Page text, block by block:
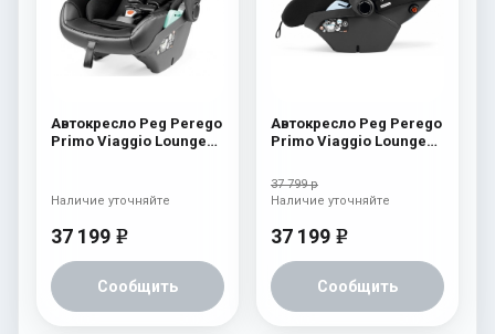
Автокресло Peg Perego
Primo Viaggio Lounge
37 199 e
Сообщить
Наличие уточняйте
Автокресло Peg Perego
Primo Viaggio Lounge
37 799 р
37 199 e
Сообщить
Наличие уточняйте